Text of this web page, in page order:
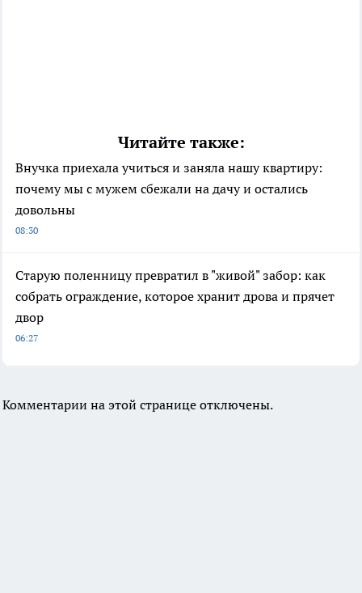
Читайте также:
Внучка приехала учиться и заняла нашу квартиру:
почему мы с мужем сбежали на дачу и остались
довольны
08:30
Старую поленницу превратил в "живой" забор: как
собрать ограждение, которое хранит дрова и прячет
двор
06:27
Комментарии на этой странице отключены.